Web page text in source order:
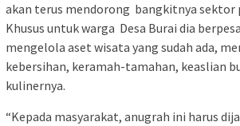
akan terus mendorong bangkitnya sektor
Khusus untuk warga Desa Burai dia
mengelola aset wisata yang sudah ada,
kebersihan, keramah-tamahan, keaslian
kulinernya.
“Kepada masyarakat, anugrah ini harus